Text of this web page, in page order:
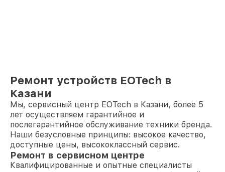
Ремонт устройств EOTech в
Казани
Мы, сервисный центр EOTech в Казани, более 5
лет осуществляем гарантийное и
послегарантийное обслуживание техники бренда.
Наши безусловные принципы: высокое качество,
доступные цены, высококлассный сервис.
Ремонт в сервисном центре
Квалифицированные и опытные специалисты